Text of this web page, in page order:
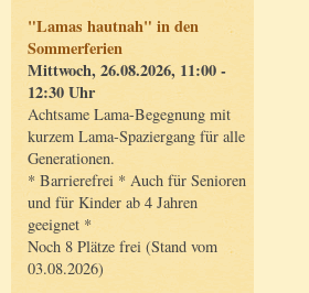
"Lamas hautnah" in den
Sommerferien
Mittwoch, 26.08.2026, 11:00 -
12:30 Uhr
Achtsame Lama-Begegnung mit
kurzem Lama-Spaziergang für alle
Generationen.
* Barrierefrei * Auch für Senioren
und für Kinder ab 4 Jahren
geeignet *
Noch 8 Plätze frei (Stand vom
03.08.2026)